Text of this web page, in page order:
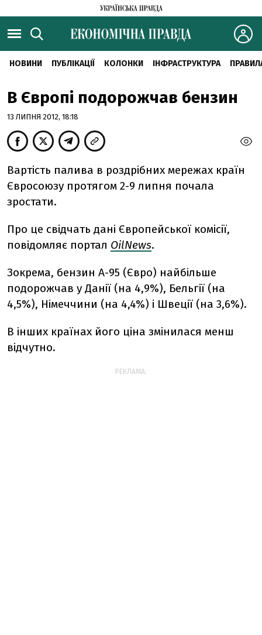
НОВИНИ ПУБЛІКАЦІЇ КОЛОНКИ ІНФРАСТРУКТУРА
В Європі подорожчав бензин
13 ЛИПНЯ 2012, 18:18
Вартість палива в роздрібних мережах країн
Євросоюзу протягом 2-9 липня почала
зростати.
Про це свідчать дані Європейської комісії,
повідомляє портал OilNews.
Зокрема, бензин А-95 (Євро) найбільше
подорожчав у Данії (на 4,9%), Бельгії (на
4,5%), Німеччини (на 4,4%) і Швеції (на 3,6%).
В інших країнах його ціна змінилася менш
відчутно.
РЕКЛАМА: